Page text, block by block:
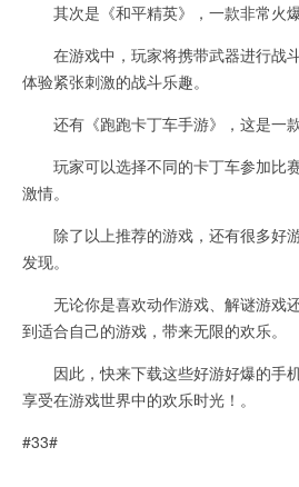
其次是《和平精英》，一款非常火爆
在游戏中，玩家将携带武器进行战斗
体验紧张刺激的战斗乐趣。
还有《跑跑卡丁车手游》，这是一款
玩家可以选择不同的卡丁车参加比
激情。
除了以上推荐的游戏，还有很多好
发现。
无论你是喜欢动作游戏、解谜游戏
到适合自己的游戏，带来无限的欢乐。
因此，快来下载这些好游好爆的手
享受在游戏世界中的欢乐时光！。
#33#